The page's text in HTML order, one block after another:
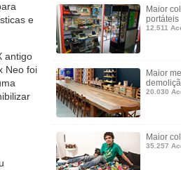
e
antigo
Neo foi
Maior
portáteis
12.511
Maior
20.030
Maior
35.257